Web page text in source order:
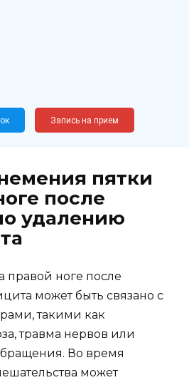
Новослободская, 62, к12
Запись на прием
пятки
после
удалению
ноге после
может быть связано с
такими как
травма нервов или
Во время
может